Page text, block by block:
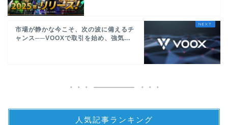
市場が静かな今こそ、次の波に備えるチ
ャンス──VOOXで取引を始め、強気...
人気記事ランキング